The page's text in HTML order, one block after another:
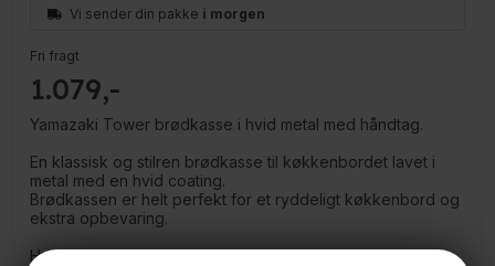
Vi sender din pakke i morgen
Fri fragt
1.079
Yamazaki Tower brødkasse i hvid metal med håndtag.
En klassisk og stilren brødkasse til køkkenbordet lavet i
metal med en hvid coating.
Brødkassen er helt perfekt for et ryddeligt køkkenbord og
ekstra opbevaring.
Hvid brødkasse til at gemme brød, nutella, marmelade og